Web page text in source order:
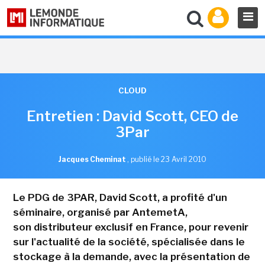
CLOUD
Entretien : David Scott, CEO de
3Par
Jacques Cheminat , publié le 23 Avril 2010
Le PDG de 3PAR, David Scott, a profité d'un
séminaire, organisé par AntemetA,
son distributeur exclusif en France, pour revenir
sur l'actualité de la société, spécialisée dans le
stockage à la demande, avec la présentation de